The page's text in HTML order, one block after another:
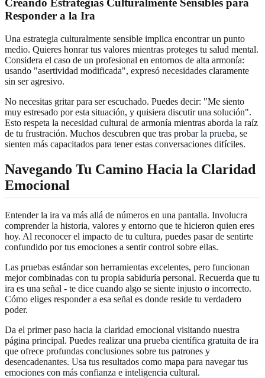
Creando Estrategias Culturalmente Sensibles para
Responder a la Ira
Una estrategia culturalmente sensible implica encontrar un punto
medio. Quieres honrar tus valores mientras proteges tu salud mental.
Considera el caso de un profesional en entornos de alta armonía:
usando "asertividad modificada", expresó necesidades claramente
sin ser agresivo.
No necesitas gritar para ser escuchado. Puedes decir: "Me siento
muy estresado por esta situación, y quisiera discutir una solución".
Esto respeta la necesidad cultural de armonía mientras aborda la raíz
de tu frustración. Muchos descubren que tras probar la prueba, se
sienten más capacitados para tener estas conversaciones difíciles.
Navegando Tu Camino Hacia la Claridad
Emocional
Entender la ira va más allá de números en una pantalla. Involucra
comprender la historia, valores y entorno que te hicieron quien eres
hoy. Al reconocer el impacto de tu cultura, puedes pasar de sentirte
confundido por tus emociones a sentir control sobre ellas.
Las pruebas estándar son herramientas excelentes, pero funcionan
mejor combinadas con tu propia sabiduría personal. Recuerda que tu
ira es una señal - te dice cuando algo se siente injusto o incorrecto.
Cómo eliges responder a esa señal es donde reside tu verdadero
poder.
Da el primer paso hacia la claridad emocional visitando nuestra
página principal. Puedes realizar una prueba científica gratuita de ira
que ofrece profundas conclusiones sobre tus patrones y
desencadenantes. Usa tus resultados como mapa para navegar tus
emociones con más confianza e inteligencia cultural.